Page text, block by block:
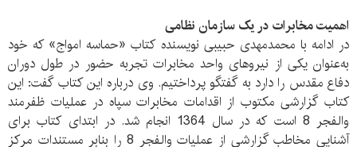
اهمیت مخابرات در یک سازمان نظامی
در ادامه با محمدمهدی حبیبی نویسنده کتاب «حماسه امواج» که خود
به‌عنوان یکی از نیروهای واحد مخابرات تجربه حضور در طول دوران
دفاع مقدس را دارد به گفتگو پرداختیم. وی درباره این کتاب گفت: این
کتاب گزارشی مکتوب از اقدامات مخابرات سپاه در عملیات ظفرمند
والفجر 8 است که در سال 1364 انجام شد. در ابتدای کتاب برای
آشنایی مخاطب گزارشی از عملیات والفجر 8 را بنابر مستندات مرکز